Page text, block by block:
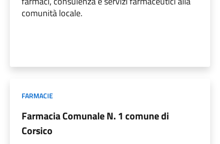
comunità locale.
FARMACIE
Farmacia Comunale N. 1 comune di
Corsico